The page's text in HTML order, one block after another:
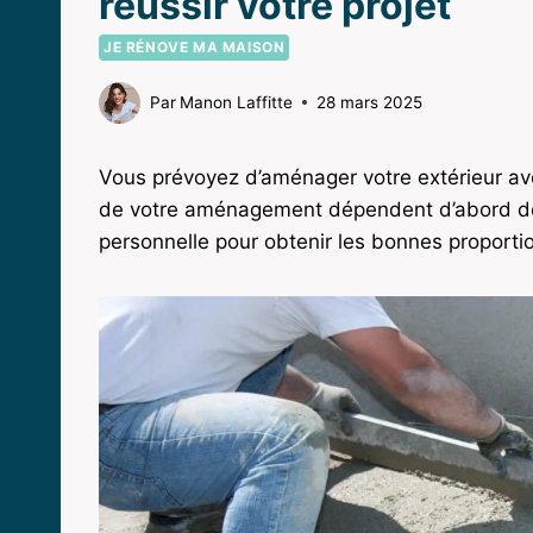
JE RÉNOVE MA MAISON
Par Manon Laffitte 28 mars 2025
Vous prévoyez d’aménager votre extérieur
de votre aménagement dépendent d’abord
personnelle pour obtenir les bonnes